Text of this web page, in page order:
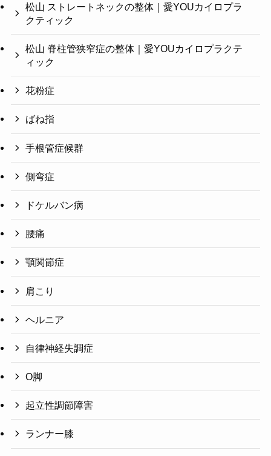
松山 ストレートネックの整体｜愛YOUカイロプラ
クティック
松山 脊柱管狭窄症の整体｜愛YOUカイロプラクテ
ィック
花粉症
ばね指
手根管症候群
側弯症
ドケルバン病
腰痛
顎関節症
肩こり
ヘルニア
自律神経失調症
O脚
起立性調節障害
ランナー膝